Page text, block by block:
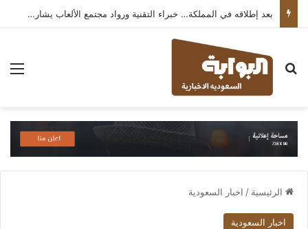
بعد إطلاقه في المملكة… خبراء التقنية ورواد مجتمع الألعاب يشاركون انطباعاتهم حول TECNO POVA 8 Pro 5G
بحث عن
الرئيسية / اخبار السعودية
اخبار السعودية